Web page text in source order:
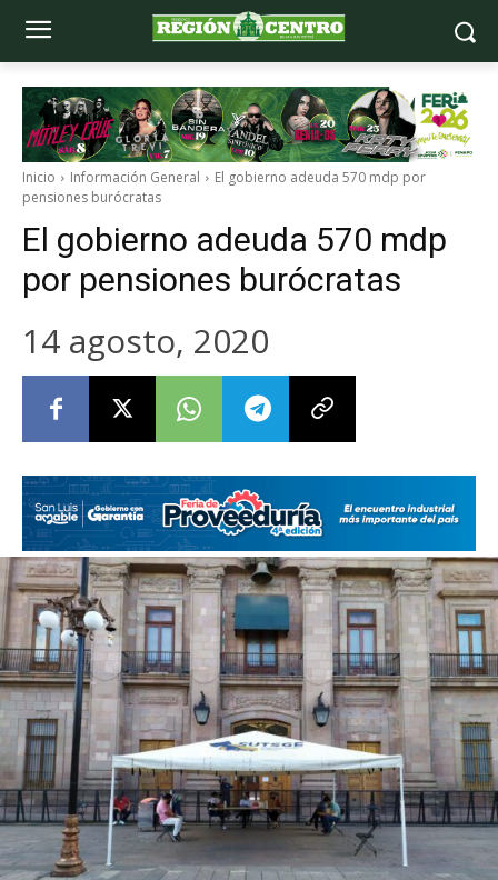
Inicio Información General
El gobierno adeuda 570 mdp por
pensiones burócratas
El gobierno adeuda 570 mdp
por pensiones burócratas
14 agosto, 2020